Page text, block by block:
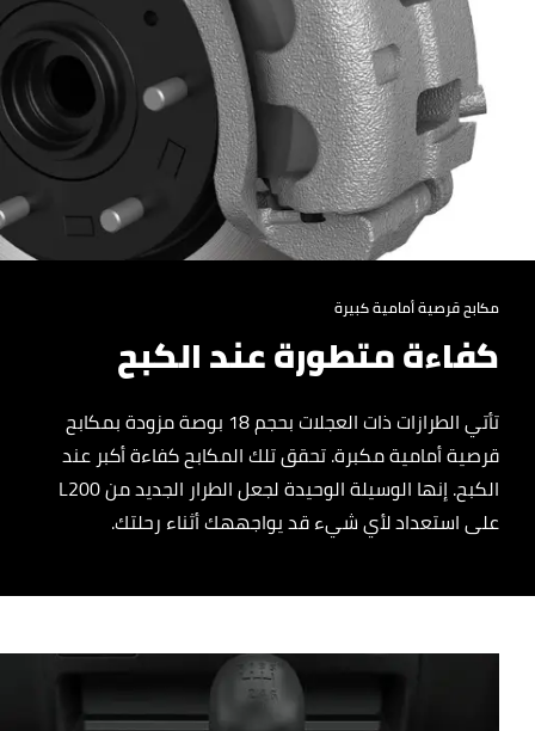
مكابح قرصية أمامية كبيرة
كفاءة متطورة عند الكبح
تأتي الطرازات ذات العجلات بحجم 18 بوصة مزودة بمكابح
قرصية أمامية مكبرة. تحقق تلك المكابح كفاءة أكبر عند
الكبح. إنها الوسيلة الوحيدة لجعل الطرار الجديد من L200
على استعداد لأي شيء قد يواجههك أثناء رحلتك.